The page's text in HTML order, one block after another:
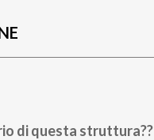
di questa struttura??